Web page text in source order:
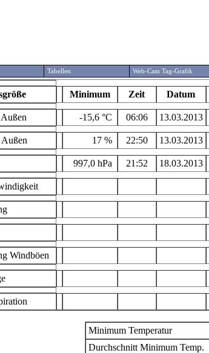
Tabellen Web-Cam Tag-Grafik
Minimum Zeit Datum
-15,6 °C 06:06 13.03.2013
17 % 22:50 13.03.2013
997,0 hPa 21:52 18.03.2013
Windböen
Minimum Temperatur
Durchschnitt Minimum Temp.